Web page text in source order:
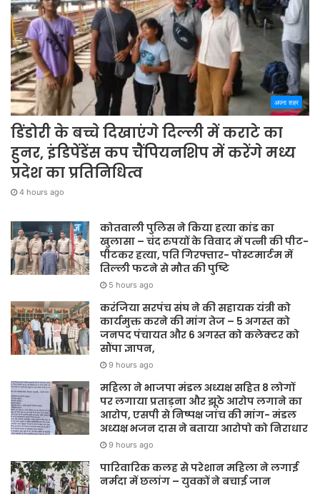
अपना शहर
डिंडोरी के बच्चे दिखाएंगे दिल्ली में कराटे का
हुनर, इंडिपेंडेंस कप चैंपियनशिप में करेंगे मध्य
प्रदेश का प्रतिनिधित्व
4 hours ago
कोतवाली पुलिस ने किया हत्या कांड का
खुलासा – चंद रुपयों के विवाद में पत्नी की पीट-
पीटकर हत्या, पति गिरफ्तार- पोस्टमार्टम में
तिल्ली फटने से मौत की पुष्टि
5 hours ago
करंजिया सरपंच संघ ने की सहायक यंत्री को
कार्यमुक्त करने की मांग तेज – 5 अगस्त को
जनपद पंचायत और 6 अगस्त को कलेक्टर को
सौंपा ज्ञापन,
9 hours ago
महिला ने भाजपा मंडल अध्यक्ष सहित 8 लोगों
पर लगाया प्रताड़ना और झूठे आरोप लगाने का
आरोप, एसपी से निष्पक्ष जांच की मांग- मंडल
अध्यक्ष भजन दास ने बताया आरोपो को निराधार
9 hours ago
पारिवारिक कलह से परेशान महिला ने लगाई
नर्मदा में छलांग – युवकों ने बचाई जान